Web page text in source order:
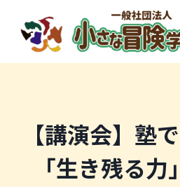
ス
【講演会】塾
「生き残る